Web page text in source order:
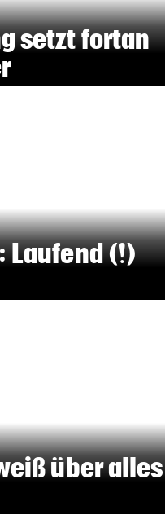
setzt fortan
Laufend (!)
über alles